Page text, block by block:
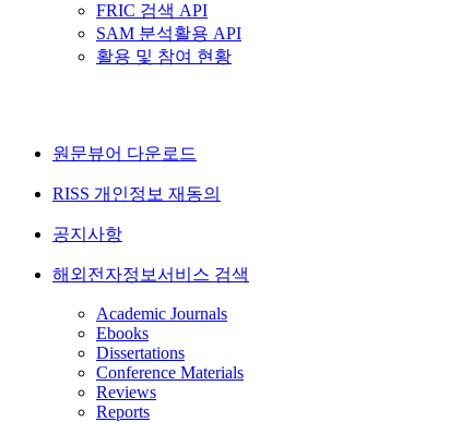
FRIC 검색 API
SAM 분석활용 API
활용 및 참여 현황
원문뷰어 다운로드
RISS 개인정보 재동의
공지사항
해외전자정보서비스 검색
Academic Journals
Ebooks
Dissertations
Conference Materials
Reviews
Reports